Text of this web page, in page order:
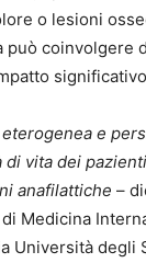
o lesioni
può coinvolgere
e
di vita dei
anafilattiche –
Medicina
Università degli